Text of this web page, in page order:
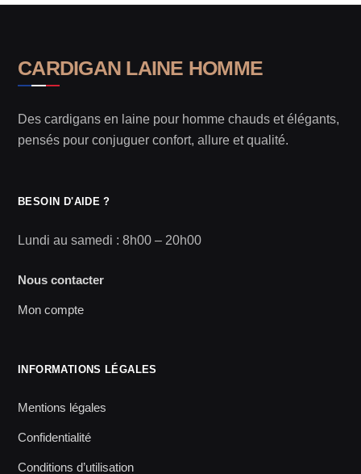
CARDIGAN LAINE HOMME
Des cardigans en laine pour homme chauds et élégants,
pensés pour conjuguer confort, allure et qualité.
BESOIN D'AIDE ?
Lundi au samedi : 8h00 – 20h00
Nous contacter
Mon compte
INFORMATIONS LÉGALES
Mentions légales
Confidentialité
Conditions d’utilisation